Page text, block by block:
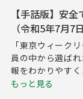
【手話版】安
（令和5年7月7
「東京ウィーク
員の中から選ば
報をわかりやす
もっと見る